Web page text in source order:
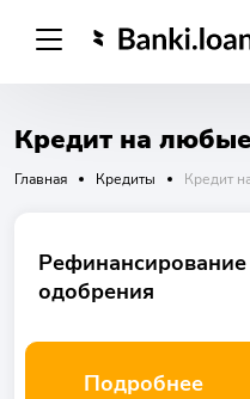
Кредит на
Главная Кредиты Кредит
одобрения
Подробнее